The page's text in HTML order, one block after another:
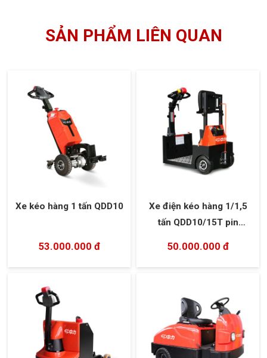
SẢN PHẨM LIÊN QUAN
Xe kéo hàng 1 tấn QDD10
53.000.000 đ
Xe điện kéo hàng 1/1,5
tấn QDD10/15T pin
50.000.000 đ